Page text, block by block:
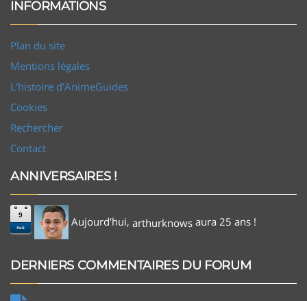
INFORMATIONS
Plan du site
Mentions légales
L'histoire d'AnimeGuides
Cookies
Rechercher
Contact
ANNIVERSAIRES !
9
Aoû Aujourd'hui, arthurknows aura 25 ans !
DERNIERS COMMENTAIRES DU FORUM